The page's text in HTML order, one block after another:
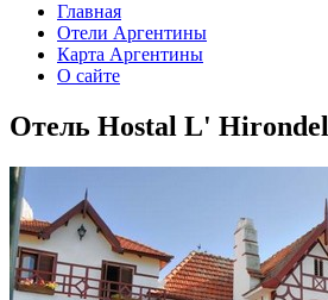
Главная
Отели Аргентины
Карта Аргентины
О сайте
Отель Hostal L'